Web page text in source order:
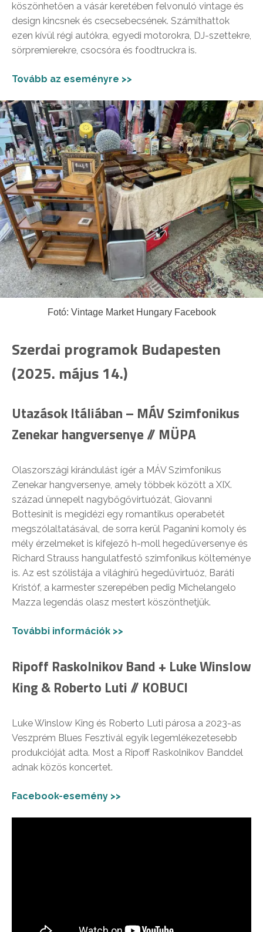
köszönhetően a vásár keretében felvonuló vintage és
design kincsnek és csecsebecsének. Számíthattok
ezen kívül régi autókra, egyedi motorokra, DJ-szettekre,
sörpremierekre, csocsóra és foodtruckra is.
Tovább az eseményre >>
Fotó: Vintage Market Hungary Facebook
Szerdai programok Budapesten
(2025. május 14.)
Utazások Itáliában – MÁV Szimfonikus
Zenekar hangversenye // MÜPA
Olaszországi kirándulást ígér a MÁV Szimfonikus
Zenekar hangversenye, amely többek között a XIX.
század ünnepelt nagybőgővirtuózát, Giovanni
Bottesinit is megidézi egy romantikus operabetét
megszólaltatásával, de sorra kerül Paganini komoly és
mély érzelmeket is kifejező h-moll hegedűversenye és
Richard Strauss hangulatfestő szimfonikus költeménye
is. Az est szólistája a világhírű hegedűvirtuóz, Baráti
Kristóf, a karmester szerepében pedig Michelangelo
Mazza legendás olasz mestert köszönthetjük.
További információk >>
Ripoff Raskolnikov Band + Luke Winslow
King & Roberto Luti // KOBUCI
Luke Winslow King és Roberto Luti párosa a 2023-as
Veszprém Blues Fesztivál egyik legemlékezetesebb
produkcióját adta. Most a Ripoff Raskolnikov Banddel
adnak közös koncertet.
Facebook-esemény >>